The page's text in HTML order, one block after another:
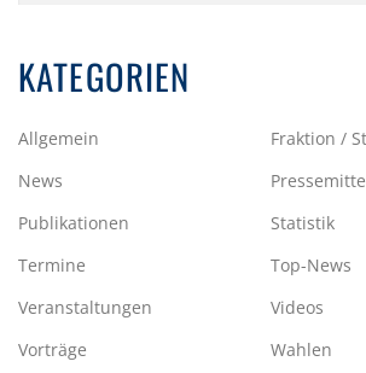
KATEGORIEN
Allgemein
Fraktion /
News
Publikationen
Statistik
Termine
Top-News
Veranstaltungen
Videos
Vorträge
Wahlen